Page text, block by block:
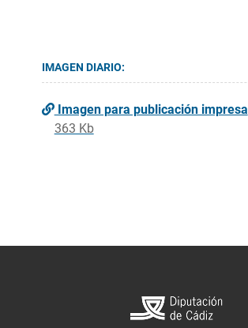
IMAGEN DIARIO:
Imagen para publicación impresa
363 Kb